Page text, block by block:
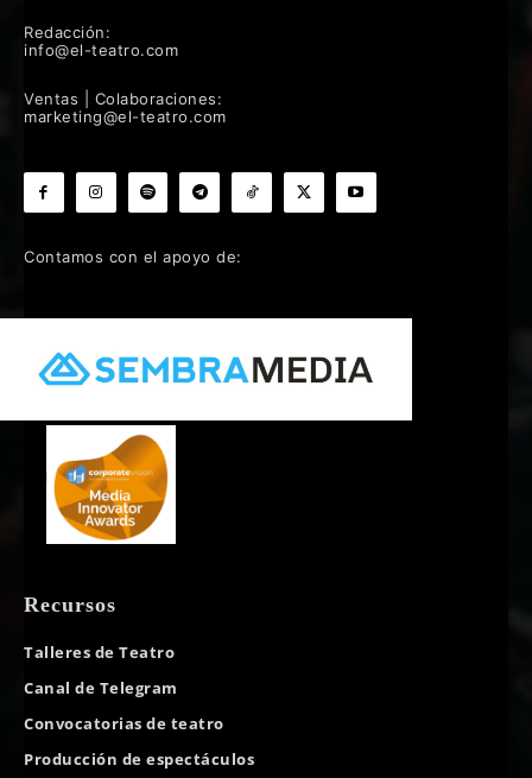
Redacción:
info@el-teatro.com
Ventas | Colaboraciones:
marketing@el-teatro.com
Contamos con el apoyo de:
Recursos
Talleres de Teatro
Canal de Telegram
Convocatorias de teatro
Producción de espectáculos